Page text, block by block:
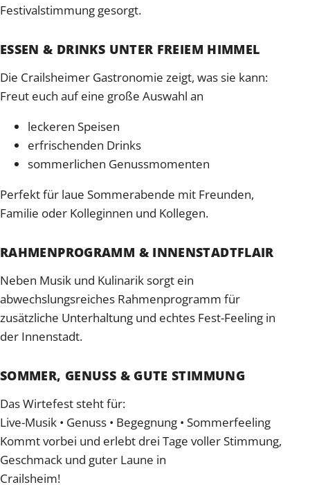
Festivalstimmung gesorgt.
ESSEN & DRINKS UNTER FREIEM HIMMEL
Die Crailsheimer Gastronomie zeigt, was sie kann:
Freut euch auf eine große Auswahl an
leckeren Speisen
erfrischenden Drinks
sommerlichen Genussmomenten
Perfekt für laue Sommerabende mit Freunden,
Familie oder Kolleginnen und Kollegen.
RAHMENPROGRAMM & INNENSTADTFLAIR
Neben Musik und Kulinarik sorgt ein
abwechslungsreiches Rahmenprogramm für
zusätzliche Unterhaltung und echtes Fest-Feeling in
der Innenstadt.
SOMMER, GENUSS & GUTE STIMMUNG
Das Wirtefest steht für:
Live-Musik • Genuss • Begegnung • Sommerfeeling
Kommt vorbei und erlebt drei Tage voller Stimmung,
Geschmack und guter Laune in
Crailsheim!